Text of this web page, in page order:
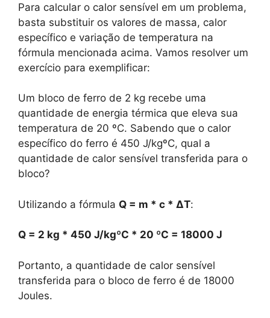
Para calcular o calor sensível em um problema,
basta substituir os valores de massa, calor
específico e variação de temperatura na
fórmula mencionada acima. Vamos resolver um
exercício para exemplificar:
Um bloco de ferro de 2 kg recebe uma
quantidade de energia térmica que eleva sua
temperatura de 20 ºC. Sabendo que o calor
específico do ferro é 450 J/kgºC, qual a
quantidade de calor sensível transferida para o
bloco?
Utilizando a fórmula Q = m * c * ΔT:
Q = 2 kg * 450 J/kgºC * 20 ºC = 18000 J
Portanto, a quantidade de calor sensível
transferida para o bloco de ferro é de 18000
Joules.